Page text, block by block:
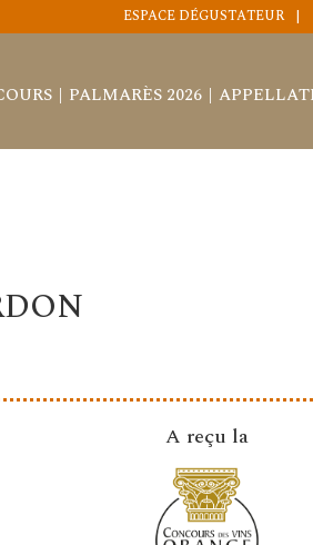
ESPACE DÉGUSTATEUR
PALMARÈS 2026
A reçu la